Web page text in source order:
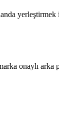
onaylı